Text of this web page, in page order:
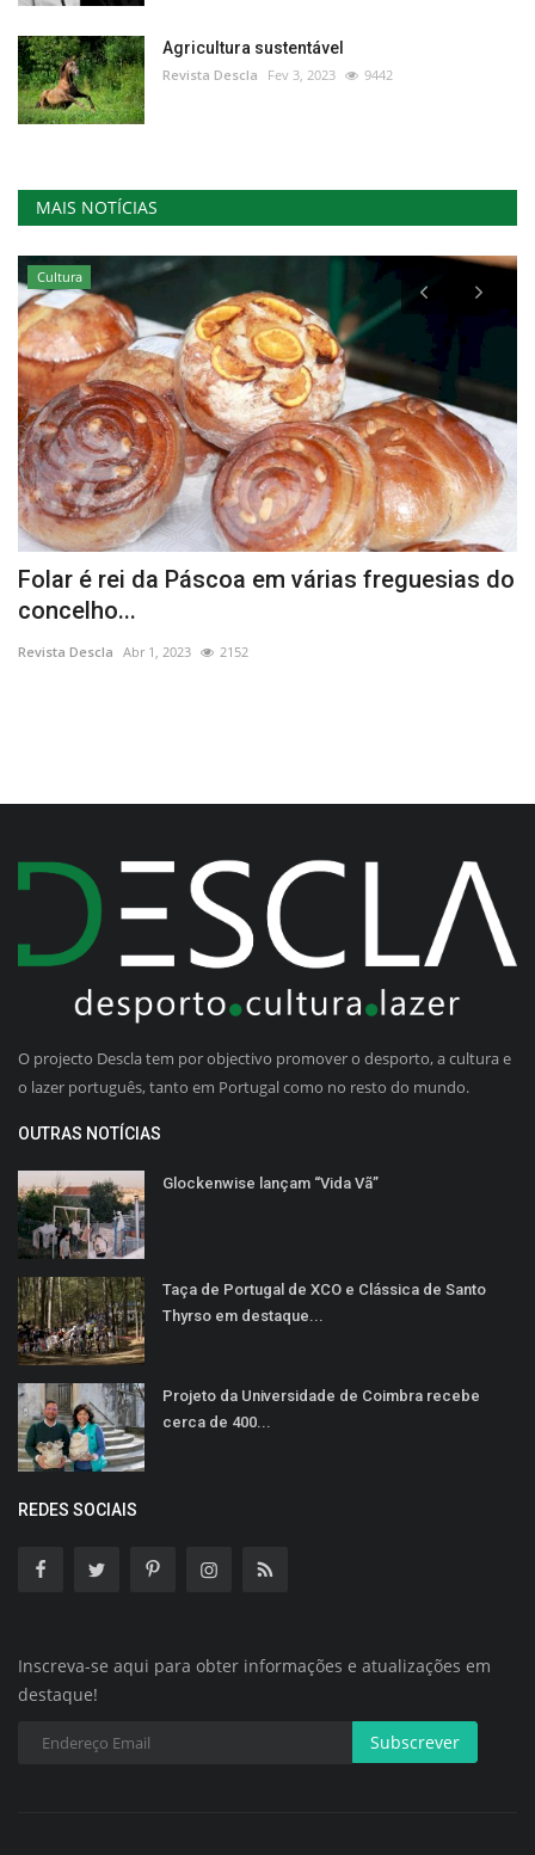
Agricultura sustentável
Revista Descla Fev 3, 2023 9442
MAIS NOTÍCIAS
Cultura
Folar é rei da Páscoa em várias freguesias do
concelho...
Revista Descla Abr 1, 2023 2152
O projecto Descla tem por objectivo promover o desporto, a cultura e
o lazer português, tanto em Portugal como no resto do mundo.
OUTRAS NOTÍCIAS
Glockenwise lançam “Vida Vã”
Taça de Portugal de XCO e Clássica de Santo
Thyrso em destaque...
Projeto da Universidade de Coimbra recebe
cerca de 400...
REDES SOCIAIS
Inscreva-se aqui para obter informações e atualizações em
destaque!
Subscrever